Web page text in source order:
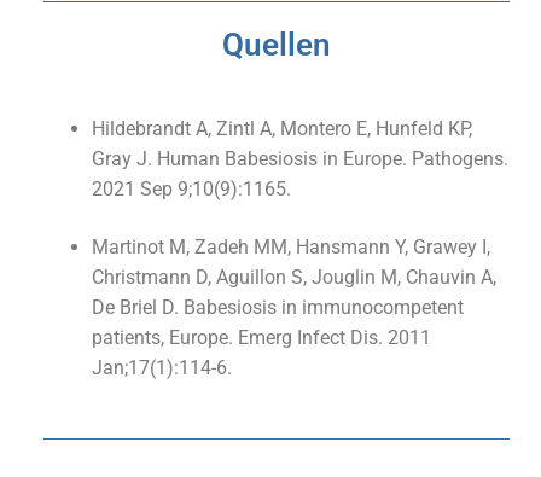
Quellen
Hildebrandt A, Zintl A, Montero E, Hunfeld KP,
Gray J. Human Babesiosis in Europe. Pathogens.
2021 Sep 9;10(9):1165.
Martinot M, Zadeh MM, Hansmann Y, Grawey I,
Christmann D, Aguillon S, Jouglin M, Chauvin A,
De Briel D. Babesiosis in immunocompetent
patients, Europe. Emerg Infect Dis. 2011
Jan;17(1):114-6.